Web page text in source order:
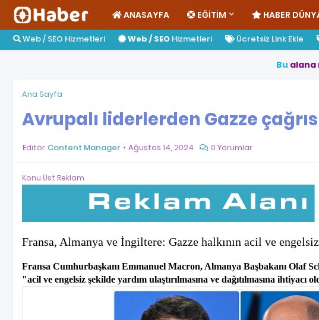
ANASAYFA EĞITIM HABER
Web / SEO Hizmetleri Web / SEO Hizmetleri Ücretsiz Link Ekle
Bu alana
Ana Sayfa
Avrupalı liderlerden Gazze
Editör Content Manager Ağustos 14, 2024 0 Yorumlar
Konu Üst Reklam
Fransa, Almanya ve İngiltere: Gazze halkının acil ve
Fransa Cumhurbaşkanı Emmanuel Macron, Almanya Başbakanı Olaf
"acil ve engelsiz şekilde yardım ulaştırılmasına ve dağıtılmasına ihtiyacı